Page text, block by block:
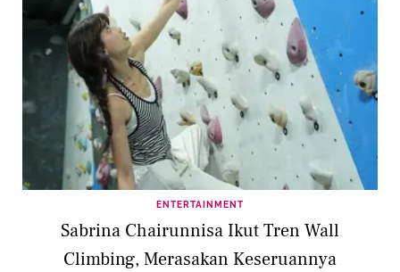
ENTERTAINMENT
Sabrina Chairunnisa Ikut Tren Wall
Climbing, Merasakan Keseruannya